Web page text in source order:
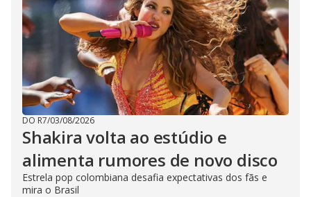
DO R7/03/08/2026
Shakira volta ao estúdio e
alimenta rumores de novo disco
Estrela pop colombiana desafia expectativas dos fãs e
mira o Brasil